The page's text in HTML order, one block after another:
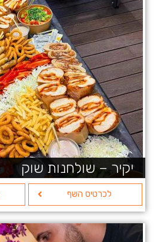
יקיר – שולחנות שוק
לכרטיס השף